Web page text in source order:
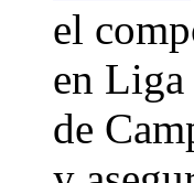
el
en Liga
de